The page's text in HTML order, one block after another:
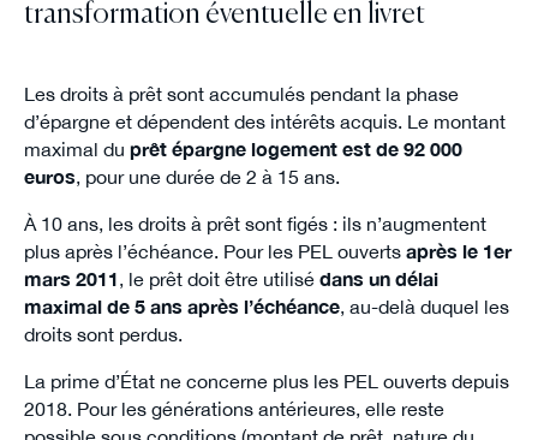
transformation éventuelle en livret
Les droits à prêt sont accumulés pendant la phase
d’épargne et dépendent des intérêts acquis. Le montant
maximal du prêt épargne logement est de 92 000
euros, pour une durée de 2 à 15 ans.
À 10 ans, les droits à prêt sont figés : ils n’augmentent
plus après l’échéance. Pour les PEL ouverts après le 1er
mars 2011, le prêt doit être utilisé dans un délai
maximal de 5 ans après l’échéance, au-delà duquel les
droits sont perdus.
La prime d’État ne concerne plus les PEL ouverts depuis
2018. Pour les générations antérieures, elle reste